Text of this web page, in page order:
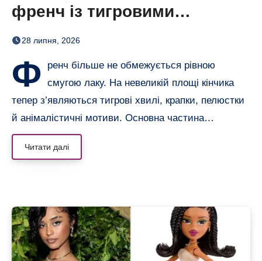
френч із тигровими
смугами, квітами і хвилями
28 липня, 2026
Ф
ренч більше не обмежується рівною
смугою лаку. На невеликій площі кінчика
тепер з’являються тигрові хвилі, крапки, пелюстки
й анімалістичні мотиви. Основна частина…
Читати далі